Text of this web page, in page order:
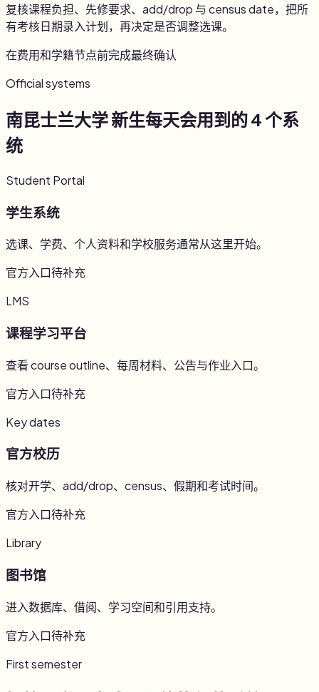
复核课程负担、先修要求、add/drop 与 census date，把所
有考核日期录入计划，再决定是否调整选课。
在费用和学籍节点前完成最终确认
Official systems
南昆士兰大学 新生每天会用到的 4 个系
统
Student Portal
学生系统
选课、学费、个人资料和学校服务通常从这里开始。
官方入口待补充
LMS
课程学习平台
查看 course outline、每周材料、公告与作业入口。
官方入口待补充
Key dates
官方校历
核对开学、add/drop、census、假期和考试时间。
官方入口待补充
Library
图书馆
进入数据库、借阅、学习空间和引用支持。
官方入口待补充
First semester